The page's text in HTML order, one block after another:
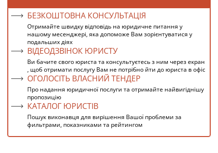
БЕЗКОШТОВНА КОНСУЛЬТАЦІЯ
Отримайте швидку відповідь на юридичне питання у
нашому месенджері, яка допоможе Вам зорієнтуватися у
подальших діях
ВІДЕОДЗВІНОК ЮРИСТУ
Ви бачите свого юриста та консультуєтесь з ним через екран
, щоб отримати послугу Вам не потрібно йти до юриста в офіс
ОГОЛОСІТЬ ВЛАСНИЙ ТЕНДЕР
Про надання юридичної послуги та отримайте найвигіднішу
пропозицію
КАТАЛОГ ЮРИСТІВ
Пошук виконавця для вирішення Вашої проблеми за
фильтрами, показниками та рейтингом